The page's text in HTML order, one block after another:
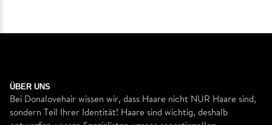
ÜBER UNS
Bei Donalovehair wissen wir, dass Haare nicht NUR Haare sind,
sondern Teil Ihrer Identität! Haare sind wichtig, deshalb